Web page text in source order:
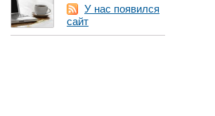
У нас появился
сайт